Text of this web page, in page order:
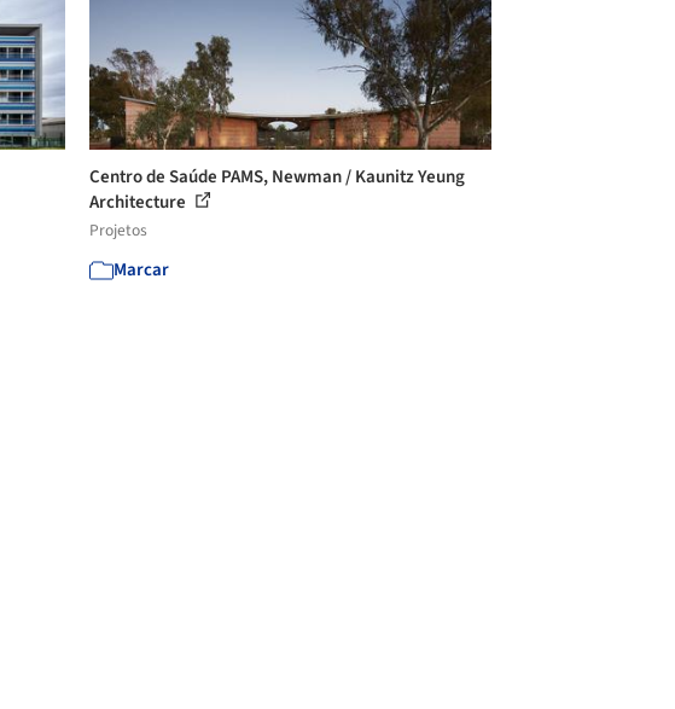
Centro de Saúde PAMS, Newman / Kaunitz Yeung
Architecture
Projetos
Marcar